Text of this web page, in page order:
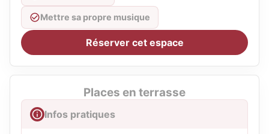
Mettre sa propre musique
Réserver cet espace
Places en terrasse
Infos pratiques